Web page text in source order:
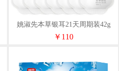
姚淑先本草银耳21天周期装42g
￥110